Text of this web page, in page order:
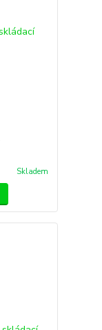
Skladem